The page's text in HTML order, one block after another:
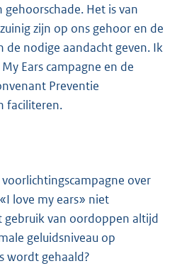
Het is van
zijn op ons gehoor en de
de nodige aandacht geven. Ik
Ears campagne en de
Preventie
faciliteren.
over
love my ears» niet
gebruik van oordoppen altijd
geluidsniveau op
wordt gehaald?